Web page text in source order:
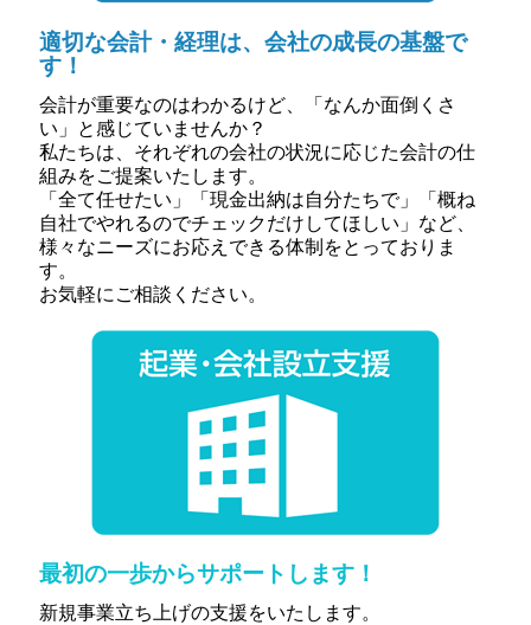
適切な会計・経理は、会社の成長の基盤で
す！
会計が重要なのはわかるけど、「なんか面倒くさ
い」と感じていませんか？
私たちは、それぞれの会社の状況に応じた会計の仕
組みをご提案いたします。
「全て任せたい」「現金出納は自分たちで」「概ね
自社でやれるのでチェックだけしてほしい」など、
様々なニーズにお応えできる体制をとっておりま
す。
お気軽にご相談ください。
最初の一歩からサポートします！
新規事業立ち上げの支援をいたします。